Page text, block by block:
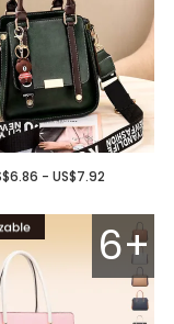
- US$7.92
6+